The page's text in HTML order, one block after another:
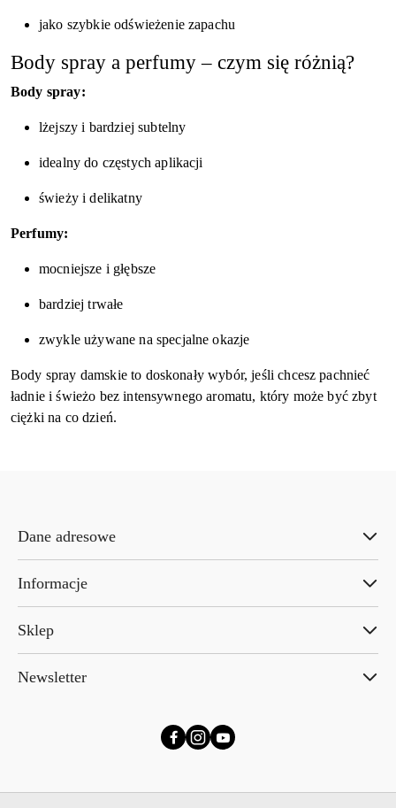
jako szybkie odświeżenie zapachu
Body spray a perfumy – czym się różnią?
Body spray:
lżejszy i bardziej subtelny
idealny do częstych aplikacji
świeży i delikatny
Perfumy:
mocniejsze i głębsze
bardziej trwałe
zwykle używane na specjalne okazje
Body spray damskie to doskonały wybór, jeśli chcesz pachnieć
ładnie i świeżo bez intensywnego aromatu, który może być zbyt
ciężki na co dzień.
Dane adresowe
Informacje
Sklep
Newsletter